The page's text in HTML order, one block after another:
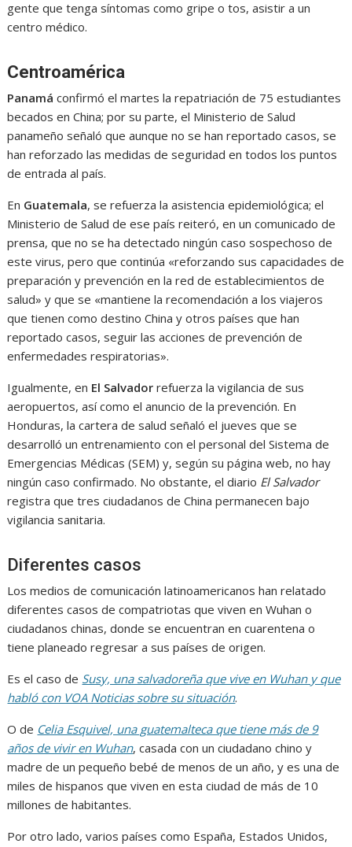
gente que tenga síntomas como gripe o tos, asistir a un
centro médico.
Centroamérica
Panamáconfirmó el martes la repatriación de 75 estudiantes
becados en China; por su parte, el Ministerio de Salud
panameño señaló que aunque no se han reportado casos, se
han reforzado las medidas de seguridad en todos los puntos
de entrada al país.
En Guatemala, se refuerza la asistencia epidemiológica; el
Ministerio de Salud de ese país reiteró, en un comunicado de
prensa, que no se ha detectado ningún caso sospechoso de
este virus, pero que continúa «reforzando sus capacidades de
preparación y prevención en la red de establecimientos de
salud» y que se «mantiene la recomendación a los viajeros
que tienen como destino China y otros países que han
reportado casos, seguir las acciones de prevención de
enfermedades respiratorias».
Igualmente, en El Salvador refuerza la vigilancia de sus
aeropuertos, así como el anuncio de la prevención. En
Honduras, la cartera de salud señaló el jueves que se
desarrolló un entrenamiento con el personal del Sistema de
Emergencias Médicas (SEM) y, según su página web, no hay
ningún caso confirmado. No obstante, el diario El Salvador
registra que tres ciudadanos de China permanecen bajo
vigilancia sanitaria.
Diferentes casos
Los medios de comunicación latinoamericanos han relatado
diferentes casos de compatriotas que viven en Wuhan o
ciudadanos chinas, donde se encuentran en cuarentena o
tiene planeado regresar a sus países de origen.
Es el caso de Susy, una salvadoreña que vive en Wuhan y que
habló con VOA Noticias sobre su situación.
O de Celia Esquivel, una guatemalteca que tiene más de 9
años de vivir en Wuhan, casada con un ciudadano chino y
madre de un pequeño bebé de menos de un año, y es una de
miles de hispanos que viven en esta ciudad de más de 10
millones de habitantes.
Por otro lado, varios países como España, Estados Unidos,